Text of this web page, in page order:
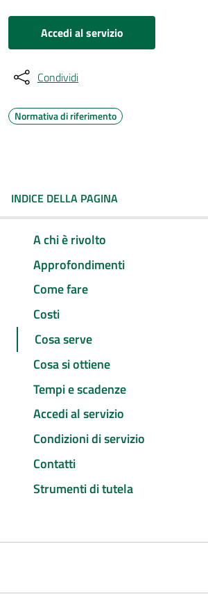
Accedi al servizio
Condividi
Normativa di riferimento
INDICE DELLA PAGINA
A chi è rivolto
Approfondimenti
Come fare
Costi
Cosa serve
Cosa si ottiene
Tempi e scadenze
Accedi al servizio
Condizioni di servizio
Contatti
Strumenti di tutela